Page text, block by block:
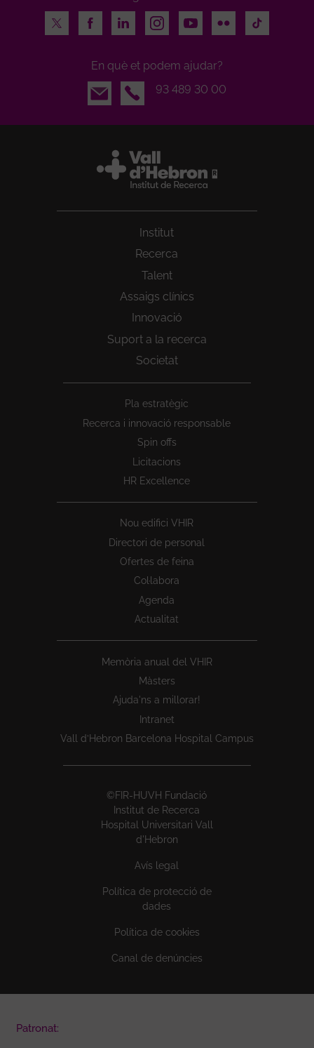
Twitter
FacebookLinkedInInstagramYoutubeFlickr TikTok
En què et podem ajudar?
Email
93 489 30 00
Institut
Recerca
Talent
Assaigs clínics
Innovació
Suport a la recerca
Societat
Pla estratègic
Recerca i innovació responsable
Spin offs
Licitacions
HR Excellence
Nou edifici VHIR
Directori de personal
Ofertes de feina
Col·labora
Agenda
Actualitat
Memòria anual del VHIR
Màsters
Ajuda'ns a millorar!
Intranet
Vall d’Hebron Barcelona Hospital Campus
©FIR-HUVH Fundació
Institut de Recerca
Hospital Universitari Vall
d'Hebron
Avís legal
Política de protecció de
dades
Política de cookies
Canal de denúncies
Patronat: